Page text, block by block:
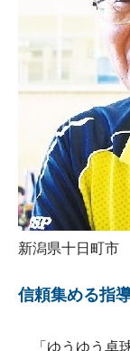
新潟県十日町市
信頼集める指
「ゆうゆう卓